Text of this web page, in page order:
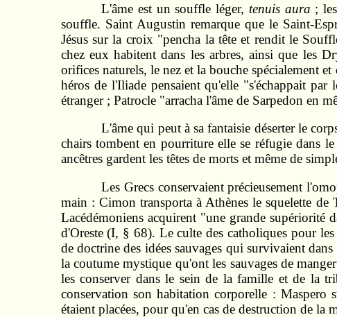
L'âme est un souffle léger, tenuis aura ;
souffle. Saint Augustin remarque que le Saint-
Jésus sur la croix "pencha la tête et rendit le
chez eux habitent dans les arbres, ainsi que les
orifices naturels, le nez et la bouche spécialement
héros de l'Iliade pensaient qu'elle "s'échappait
étranger ; Patrocle "arracha l'âme de Sarpedon en
L'âme qui peut à sa fantaisie déserter le
chairs tombent en pourriture elle se réfugie dans
ancêtres gardent les têtes de morts et même de
Les Grecs conservaient précieusement
main : Cimon transporta à Athènes le squelette de
Lacédémoniens acquirent "une grande supériorité
d'Oreste (I, § 68). Le culte des catholiques pour
de doctrine des idées sauvages qui survi­vaient
la coutume mystique qu'ont les sauvages de
les conserver dans le sein de la famille et de la
conservation son habitation corporelle : Maspero
étaient placées, pour qu'en cas de destruction de la